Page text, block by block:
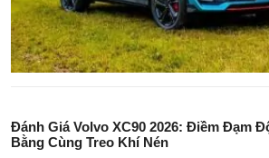
Đánh Giá Volvo XC90 2026: Điềm Đạm
Bằng Cùng Treo Khí Nén